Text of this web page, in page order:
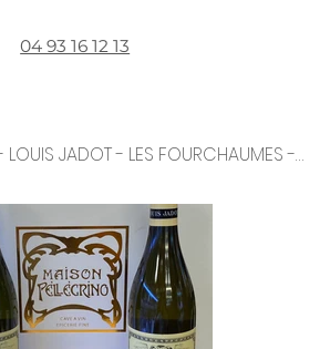
04 93 16 12 13
CHABLIS 1ER CRU - LOUIS JADOT - LES FOURCHAUMES - 2022